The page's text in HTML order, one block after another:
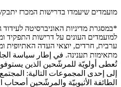
מועמדים שיעמדו בדרישות המכרז
*במסגרת מדיניות האוניברסיטה לעידוד
למועמדים העונים על דרישות התפקיד
ערבית, חרדים, יוצאי העדה האתיופית
מתאימות תענינה. في إطار سياسة
تُعطى أولويّة للمرشّحين الذين
إلى إحدى المجموعات التالية: المجتمع
الطائفة الأثيوبيّة والمرشّحين أصحاب